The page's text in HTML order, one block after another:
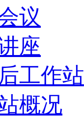
议
座
工作站
概况